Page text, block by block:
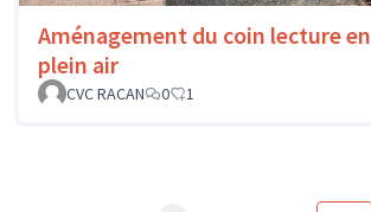
Aménagement du coin lecture en
plein air
CVC RACAN
0 1